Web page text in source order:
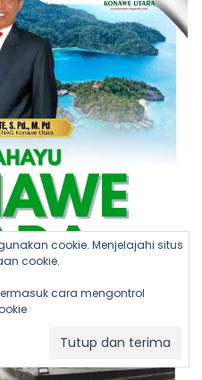
cookie. Menjelajahi situs
cookie.
cara mengontrol